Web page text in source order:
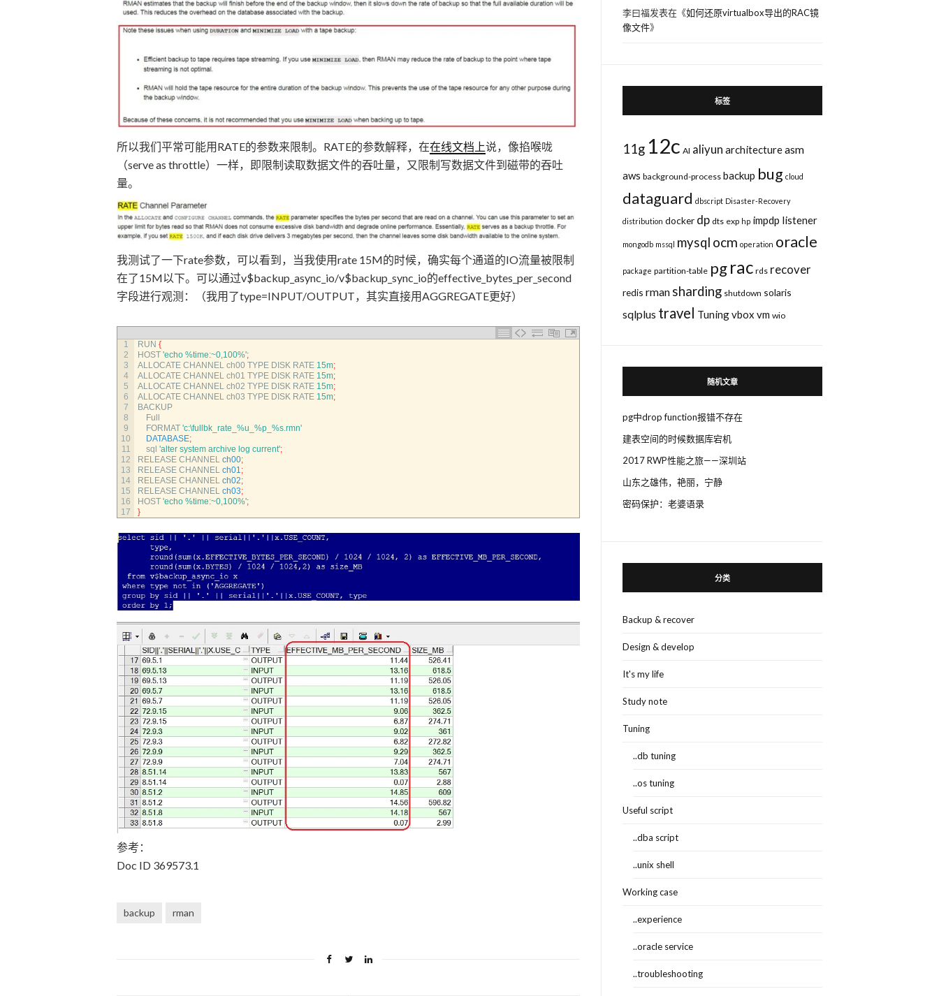
所以我们平常可能用RATE的参数来限制。RATE的参数解释，在在线文档上说，像掐喉咙
（serve as throttle）一样，即限制读取数据文件的吞吐量，又限制写数据文件到磁带的吞吐
量。
我测试了一下rate参数，可以看到，当我使用rate 15M的时候，确实每个通道的IO流量被限制
在了15M以下。可以通过v$backup_async_io/v$backup_sync_io的effective_bytes_per_second
字段进行观测：（我用了type=INPUT/OUTPUT，其实直接用AGGREGATE更好）
1
2
3
4
5
6
7
8
9
10
11
12
13
14
15
16
17
RUN {
HOST 'echo %time:~0,100%';
ALLOCATE CHANNEL ch00 TYPE DISK RATE 15m;
ALLOCATE CHANNEL ch01 TYPE DISK RATE 15m;
ALLOCATE CHANNEL ch02 TYPE DISK RATE 15m;
ALLOCATE CHANNEL ch03 TYPE DISK RATE 15m;
BACKUP
Full
FORMAT 'c:\fullbk_rate_%u_%p_%s.rmn'
DATABASE;
sql 'alter system archive log current';
RELEASE CHANNEL ch00;
RELEASE CHANNEL ch01 ;
RELEASE CHANNEL ch02;
RELEASE CHANNEL ch03;
HOST 'echo %time:~0,100%';
}
参考：
Doc ID 369573.1
backup rman
李曰福发表在《如何还原virtualbox导出的RAC镜
像文件》
标签
11g 12c AI aliyun architectureasm
aws background-process backup bug cloud
dataguard dbscript Disaster-Recovery
distribution docker dp dts exp hp impdp listener
mongodb mssql mysql ocm operation oracle
package partition-table pgrac rds recover
redis rman sharding shutdown solaris
sqlplus travel Tuningvbox vm wio
随机文章
pg中drop function报错不存在
建表空间的时候数据库宕机
2017 RWP性能之旅——深圳站
山东之雄伟，艳丽，宁静
密码保护：老婆语录
分类
Backup & recover
Design & develop
It's my life
Study note
Tuning
..db tuning
..os tuning
Useful script
..dba script
..unix shell
Working case
..experience
..oracle service
..troubleshooting